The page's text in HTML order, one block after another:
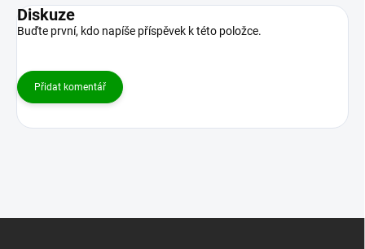
Diskuze
Buďte první, kdo napíše příspěvek k této položce.
Přidat komentář